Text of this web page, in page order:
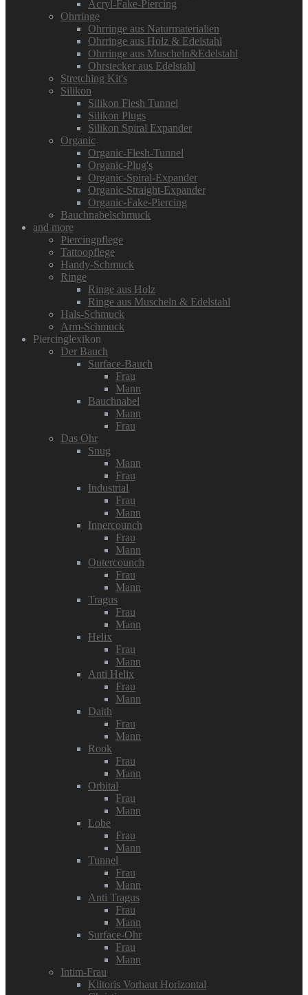
Acryl-Fake-Piercing
Ohrringe
Ohrringe aus Naturmaterialien
Ohrringe aus Holz & Edelstahl
Ohrringe aus Muscheln&Edelstahl
Ohrstecker aus Edelstahl
Stretching Kit's
Silikon
Silikon Flesh Tunnel
Silikon Plugs
Silikon Spiral Expander
Organic
Organic-Flesh-Tunnel
Organic-Plug's
Organic-Spiral-Expander
Organic-Straight-Expander
Organic-Fake-Piercing
Bauchnabelschmuck
and more
Piercingpflege
Tattoopflege
Handy-Schmuck
Ringe
Ringe aus Holz
Ringe aus Muscheln & Edelstahl
Hals-Schmuck
Arm-Schmuck
Piercinglexikon
Der Bauch
Surface-Bauch
Frau
Mann
Bauchnabel
Mann
Frau
Das Ohr
Snug
Mann
Frau
Industrial
Frau
Mann
Innercounch
Frau
Mann
Outercounch
Frau
Mann
Tragus
Frau
Mann
Helix
Frau
Mann
Anti Helix
Frau
Mann
Daith
Frau
Mann
Rook
Frau
Mann
Orbital
Frau
Mann
Lobe
Frau
Mann
Tunnel
Frau
Mann
Anti Tragus
Frau
Mann
Surface-Ohr
Frau
Mann
Intim-Frau
Klitoris Vorhaut Horizontal